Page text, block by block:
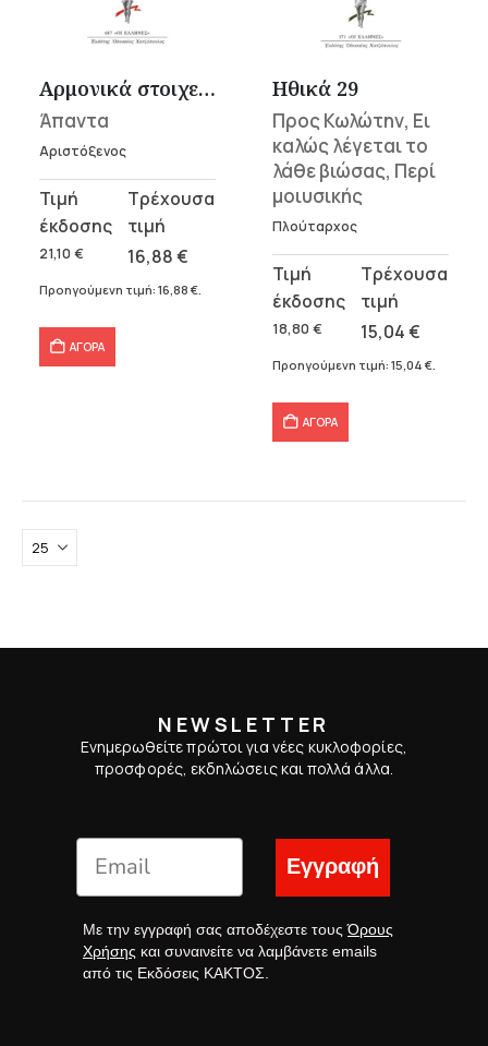
Αρμονικά στοιχεία, Ρυθμικά στοιχεία, Αποσπάσματα
Άπαντα
Αριστόξενος
21,10 €
Original
price
was:
21,10 €.
16,88€
Η
τρέχουσα
τιμή
Προηγούμενη τιμή: 16,88 €
ΑΓΟΡΑ
Ηθικά 29
Προς Κωλώτην, Ει
καλώς λέγεται το
λάθε βιώσας, Περί
μοιυσικής
Πλούταρχος
18,80 €
Original
price
was:
18,80 €.
15,04€
Η
τρέχουσα
τιμή
Προηγούμενη τιμή: 15,04 €
ΑΓΟΡΑ
NEWSLETTER
Ενημερωθείτε πρώτοι για νέες κυκλοφορίες,
προσφορές, εκδηλώσεις και πολλά άλλα.
Εγγραφή
Με την εγγραφή σας αποδέχεστε τουςΌρους
Χρήσης και συναινείτε να λαμβάνετε emails
από τις Εκδόσεις ΚΑΚΤΟΣ.